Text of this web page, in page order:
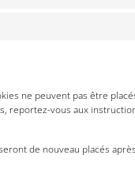
ne peuvent pas être
reportez-vous aux
de nouveau placés